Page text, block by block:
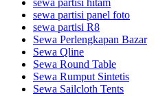
sewa partisi panel foto
sewa partisi R8
Sewa Perlengkapan Bazar
Sewa Qline
Sewa Round Table
Sewa Rumput Sintetis
Sewa Sailcloth Tents